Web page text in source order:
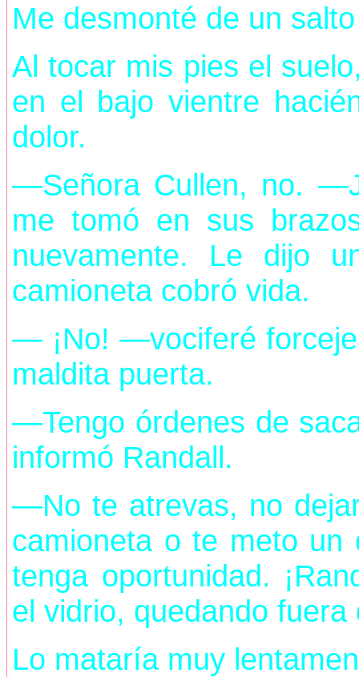
Me desmonté de un
Al tocar mis pies el
en el bajo vientre
dolor.
—Señora Cullen, no.
me tomó en sus
nuevamente. Le dijo
camioneta cobró vida.
— ¡No! —vociferé
maldita puerta.
—Tengo órdenes de
informó Randall.
—No te atrevas, no
camioneta o te meto un
tenga oportunidad.
el vidrio, quedando fuera
Lo mataría muy